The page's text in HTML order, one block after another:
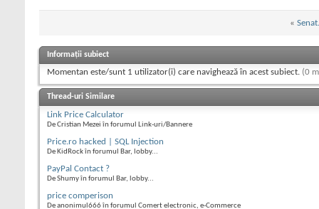
«
Informații subiect
Momentan este/sunt 1 utilizator(i) care navighează în acest subiect. (0
Thread-uri Similare
Link Price Calculator
De Cristian Mezei în forumul Link-uri/Bannere
Price.ro hacked | SQL Injection
De KidRock în forumul Bar, lobby...
PayPal Contact ?
De Shumy în forumul Bar, lobby...
price comperison
De anonimul666 în forumul Comert electronic, e-Commerce